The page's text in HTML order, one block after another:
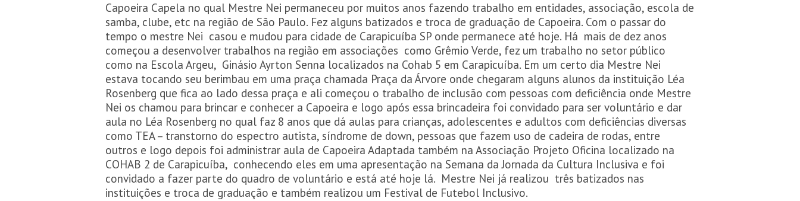
Capoeira Capela no qual Mestre Nei permaneceu por muitos anos fazendo trabalho em entidades, associação, escola de
samba, clube, etc na região de São Paulo. Fez alguns batizados e troca de graduação de Capoeira. Com o passar do
tempo o mestre Nei casou e mudou para cidade de Carapicuíba SP onde permanece até hoje. Há mais de dez anos
começou a desenvolver trabalhos na região em associações como Grêmio Verde, fez um trabalho no setor público
como na Escola Argeu, Ginásio Ayrton Senna localizados na Cohab 5 em Carapicuíba. Em um certo dia Mestre Nei
estava tocando seu berimbau em uma praça chamada Praça da Árvore onde chegaram alguns alunos da instituição Léa
Rosenberg que fica ao lado dessa praça e ali começou o trabalho de inclusão com pessoas com deficiência onde Mestre
Nei os chamou para brincar e conhecer a Capoeira e logo após essa brincadeira foi convidado para ser voluntário e dar
aula no Léa Rosenberg no qual faz 8 anos que dá aulas para crianças, adolescentes e adultos com deficiências diversas
como TEA – transtorno do espectro autista, síndrome de down, pessoas que fazem uso de cadeira de rodas, entre
outros e logo depois foi administrar aula de Capoeira Adaptada também na Associação Projeto Oficina localizado na
COHAB 2 de Carapicuíba, conhecendo eles em uma apresentação na Semana da Jornada da Cultura Inclusiva e foi
convidado a fazer parte do quadro de voluntário e está até hoje lá. Mestre Nei já realizou três batizados nas
instituições e troca de graduação e também realizou um Festival de Futebol Inclusivo.